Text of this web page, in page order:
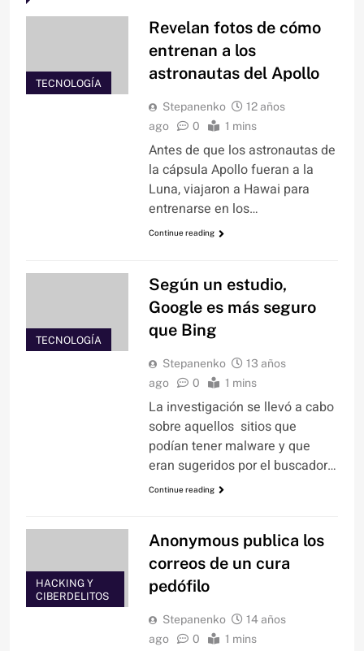
TECNOLOGÍA
Revelan fotos de cómo
entrenan a los
astronautas del Apollo
Stepanenko
12 años
ago
0 1 mins
Antes de que los astronautas de
la cápsula Apollo fueran a la
Luna, viajaron a Hawai para
entrenarse en los…
Continue reading
TECNOLOGÍA
Según un estudio,
Google es más seguro
que Bing
Stepanenko
13 años
ago
0 1 mins
La investigación se llevó a cabo
sobre aquellos sitios que
podían tener malware y que
eran sugeridos por el buscador…
Continue reading
HACKING Y
CIBERDELITOS
Anonymous publica los
correos de un cura
pedófilo
Stepanenko
14 años
ago
0 1 mins